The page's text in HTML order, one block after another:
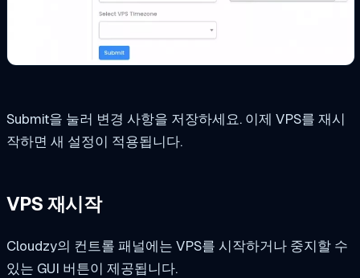
Submit을 눌러 변경 사항을 저장하세요. 이제 VPS를 재시
작하면 새 설정이 적용됩니다.
VPS 재시작
Cloudzy의 컨트롤 패널에는 VPS를 시작하거나 중지할 수
있는 GUI 버튼이 제공됩니다.